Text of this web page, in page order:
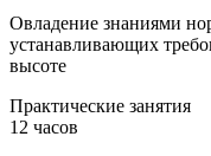
Овладение знаниями
устанавливающих
высоте
Практические занятия
12 часов